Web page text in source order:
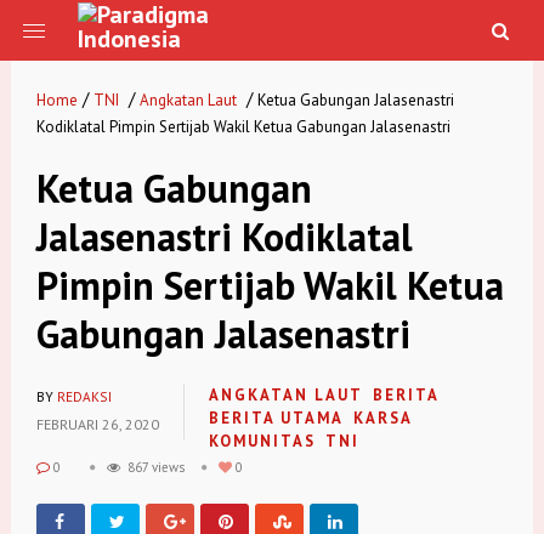
Home / TNI / Angkatan Laut / Ketua Gabungan Jalasenastri
Kodiklatal Pimpin Sertijab Wakil Ketua Gabungan Jalasenastri
Ketua Gabungan
Jalasenastri Kodiklatal
Pimpin Sertijab Wakil Ketua
Gabungan Jalasenastri
BY REDAKSI
FEBRUARI 26, 2020
ANGKATAN LAUT
BERITA
BERITA UTAMA
KARSA
KOMUNITAS
TNI
0 867 views 0